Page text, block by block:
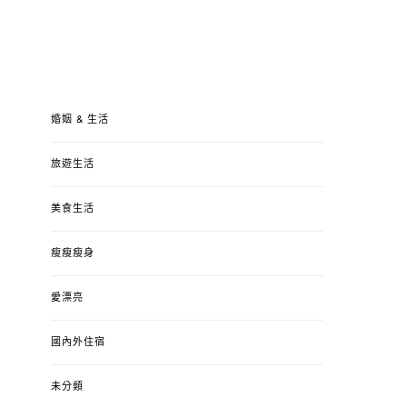
婚姻 & 生活
旅遊生活
美食生活
瘦瘦瘦身
愛漂亮
國內外住宿
未分類